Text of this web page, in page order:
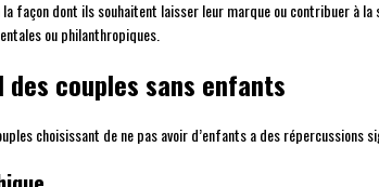
façon dont ils souhaitent laisser leur marque ou contribuer à
ou philanthropiques.
des couples sans enfants
choisissant de ne pas avoir d’enfants a des répercussions